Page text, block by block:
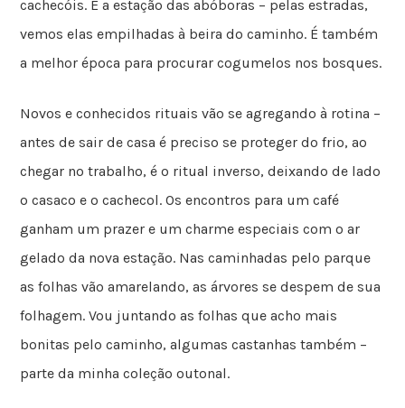
cachecóis. É a estação das abóboras – pelas estradas,
vemos elas empilhadas à beira do caminho. É também
a melhor época para procurar cogumelos nos bosques.
Novos e conhecidos rituais vão se agregando à rotina –
antes de sair de casa é preciso se proteger do frio, ao
chegar no trabalho, é o ritual inverso, deixando de lado
o casaco e o cachecol. Os encontros para um café
ganham um prazer e um charme especiais com o ar
gelado da nova estação. Nas caminhadas pelo parque
as folhas vão amarelando, as árvores se despem de sua
folhagem. Vou juntando as folhas que acho mais
bonitas pelo caminho, algumas castanhas também –
parte da minha coleção outonal.